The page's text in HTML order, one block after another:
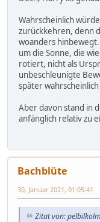
Wahrscheinlich
zurückkehren, denn
woanders
um die Sonne, die
rotiert, nicht als
unbeschleunigte
später
Aber davon stand in
anfänglich relativ zu
Bachblüte
30. Januar 2021, 01:05:41
Zitat von: